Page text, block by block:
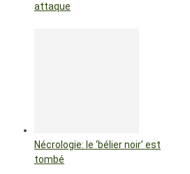
attaque
Nécrologie: le ‘bélier noir’ est
tombé